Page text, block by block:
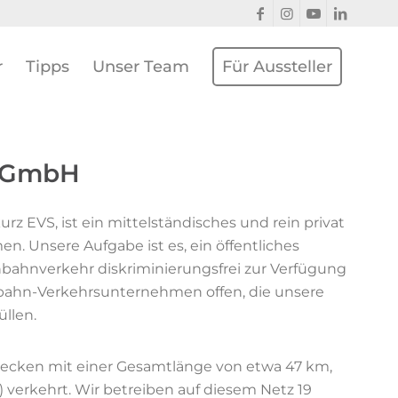
Tipps Unser Team Für Aussteller
EVS, ist ein mittelständisches und rein privat
Unsere Aufgabe ist es, ein öffentliches
diskriminierungsfrei zur Verfügung
Verkehrsunternehmen offen, die unsere
mit einer Gesamtlänge von etwa 47 km,
Wir betreiben auf diesem Netz 19